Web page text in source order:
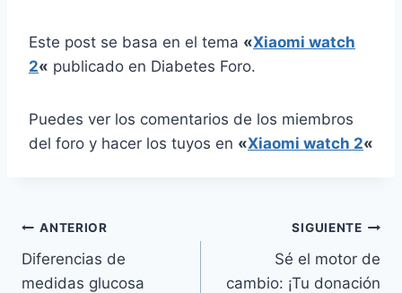
Este post se basa en el tema «Xiaomi watch
2« publicado en Diabetes Foro.
Puedes ver los comentarios de los miembros
del foro y hacer los tuyos en «Xiaomi watch 2«
Navegación
de
ANTERIOR
Diferencias de
medidas glucosa
SIGUIENTE
Sé el motor de
cambio: ¡Tu donación